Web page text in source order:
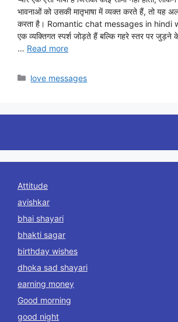
भावनाओं को उसकी मातृभाषा में व्यक्त करते हैं, तो यह
करता है। Romantic chat messages in hindi
एक व्यक्तिगत स्पर्श जोड़ते हैं बल्कि गहरे स्तर पर जुड़ने
… Read more
Categories
love messages
Attitude
avishkar
bhai shayari
bhakti sagar
birthday wishes
dhoka sad shayari
earning money
Good morning
good night